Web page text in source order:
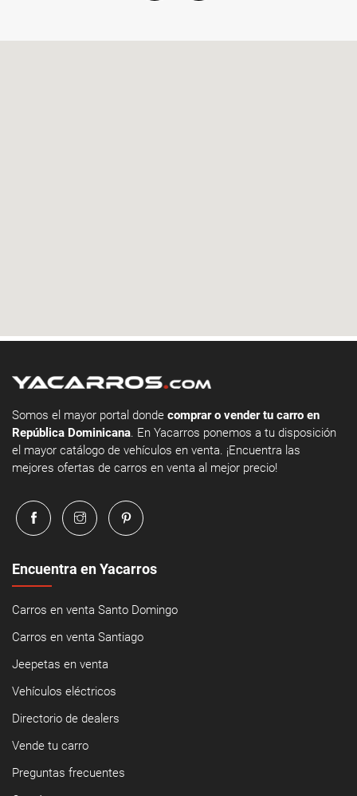
Somos el mayor portal donde comprar o vender tu carro en
República Dominicana. En Yacarros ponemos a tu disposición
el mayor catálogo de vehículos en venta. ¡Encuentra las
mejores ofertas de carros en venta al mejor precio!
Encuentra en Yacarros
Carros en venta Santo Domingo
Carros en venta Santiago
Jeepetas en venta
Vehículos eléctricos
Directorio de dealers
Vende tu carro
Preguntas frecuentes